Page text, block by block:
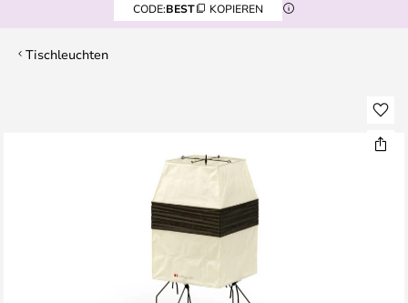
CODE:BEST KOPIEREN
Tischleuchten